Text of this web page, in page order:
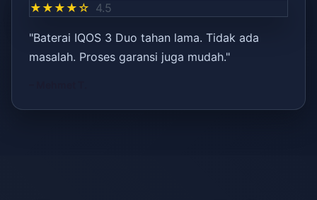
★★★★☆ 4.5
"Baterai IQOS 3 Duo tahan lama. Tidak ada
masalah. Proses garansi juga mudah."